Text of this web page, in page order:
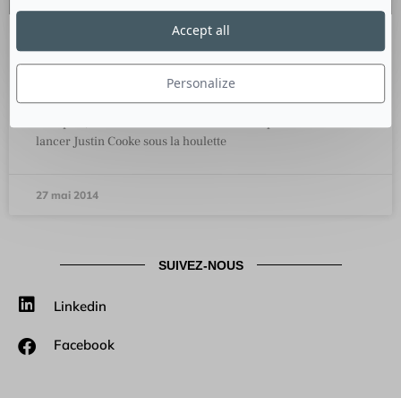
Les photos qui chantent de Tunepics
Prenez une image, ajoutez-lui du son et vous obtiendrez
lancer Justin Cooke sous la houlette
27 mai 2014
SUIVEZ-NOUS
Linkedin
Facebook
Personalize
Accept all